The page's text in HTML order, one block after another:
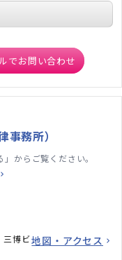
でお問い合わせ
務所）
からご覧ください。
三博ビ地図・アクセス